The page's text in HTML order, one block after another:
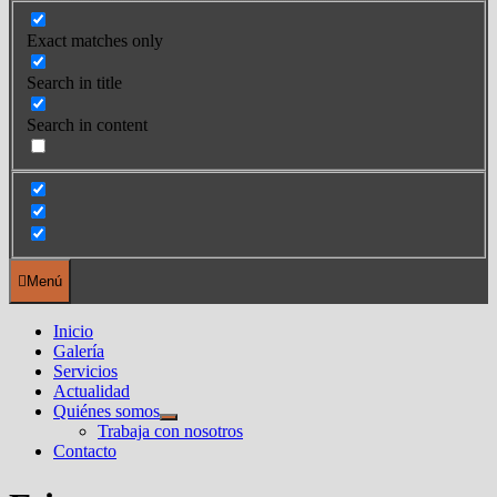
Exact matches only
Search in title
Search in content
Menú
Inicio
Galería
Servicios
Actualidad
Quiénes somos
Mostrar
el
Trabaja con nosotros
Contacto